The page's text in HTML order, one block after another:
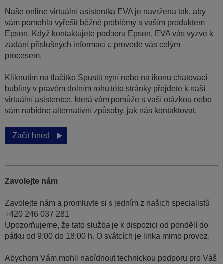
Naše online virtuální asistentka EVA je navržena tak, aby
vám pomohla vyřešit běžné problémy s vaším produktem
Epson. Když kontaktujete podporu Epson, EVA vás vyzve k
zadání příslušných informací a provede vás celým
procesem.
Kliknutím na tlačítko Spustit nyní nebo na ikonu chatovací
bubliny v pravém dolním rohu této stránky přejdete k naší
virtuální asistentce, která vám pomůže s vaší otázkou nebo
vám nabídne alternativní způsoby, jak nás kontaktovat.
Začít hned
Zavolejte nám
Zavolejte nám a promluvte si s jedním z našich specialistů
+420 246 037 281
Upozorňujeme, že tato služba je k dispozici od pondělí do
pátku od 9:00 do 18:00 h. O svátcích je linka mimo provoz.
Abychom Vám mohli nabídnout technickou podporu pro Váš